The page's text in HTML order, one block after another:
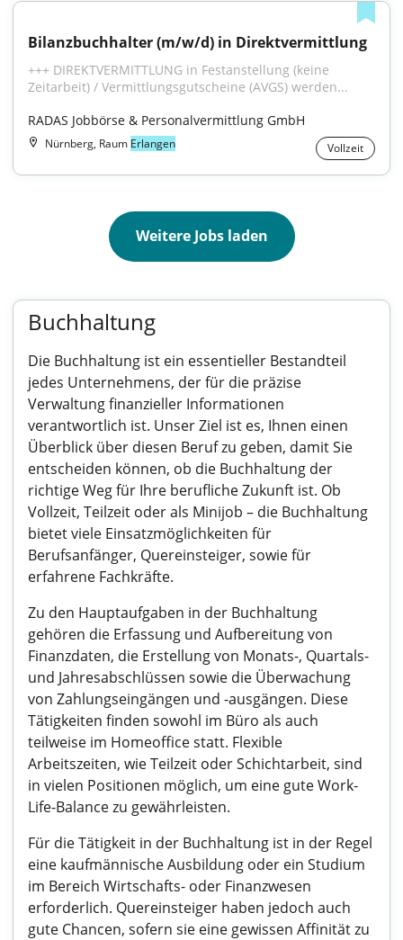
Bilanzbuchhalter (m/w/d) in Direktvermittlung
+++ DIREKTVERMITTLUNG in Festanstellung (keine
Zeitarbeit) / Vermittlungsgutscheine (AVGS) werden...
RADAS Jobbörse & Personalvermittlung GmbH
Nürnberg, Raum Erlangen Vollzeit
Weitere Jobs laden
Buchhaltung
Die Buchhaltung ist ein essentieller Bestandteil
jedes Unternehmens, der für die präzise
Verwaltung finanzieller Informationen
verantwortlich ist. Unser Ziel ist es, Ihnen einen
Überblick über diesen Beruf zu geben, damit Sie
entscheiden können, ob die Buchhaltung der
richtige Weg für Ihre berufliche Zukunft ist. Ob
Vollzeit, Teilzeit oder als Minijob – die Buchhaltung
bietet viele Einsatzmöglichkeiten für
Berufsanfänger, Quereinsteiger, sowie für
erfahrene Fachkräfte.
Zu den Hauptaufgaben in der Buchhaltung
gehören die Erfassung und Aufbereitung von
Finanzdaten, die Erstellung von Monats-, Quartals-
und Jahresabschlüssen sowie die Überwachung
von Zahlungseingängen und -ausgängen. Diese
Tätigkeiten finden sowohl im Büro als auch
teilweise im Homeoffice statt. Flexible
Arbeitszeiten, wie Teilzeit oder Schichtarbeit, sind
in vielen Positionen möglich, um eine gute Work-
Life-Balance zu gewährleisten.
Für die Tätigkeit in der Buchhaltung ist in der Regel
eine kaufmännische Ausbildung oder ein Studium
im Bereich Wirtschafts- oder Finanzwesen
erforderlich. Quereinsteiger haben jedoch auch
gute Chancen, sofern sie eine gewissen Affinität zu